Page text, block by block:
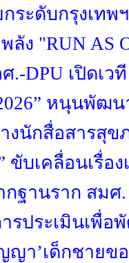
ระดับกรุงเทพ
ลัง "RUN AS
DPU เปิดเวที
2026” หนุนพั
งนักสื่อสารสุ
ขับเคลื่อนเรื่อ
ฐานราก สมศ.
รประเมินเพื่
ญา’เด็กชายข